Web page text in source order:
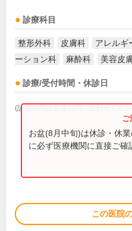
診療科目
整形外科 皮膚科 アレルギ
ーション科
麻酔科 美容皮
診療/受付時間・休診日
(診療時間は直接お問い合わせくださ
お盆(8月中旬)は休診・休
に必ず医療機関に直接ご確
この医院